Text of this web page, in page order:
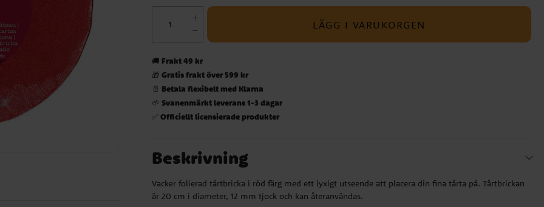
LÄGG I VARUKORGEN
🚚 Frakt 49 kr
🎁Gratis frakt över 599 kr
📄 Betala flexibelt med Klarna
🌱Svanenmärkt leverans 1-3 dagar
✅Officiellt licensierade produkter
Beskrivning
Vacker folierad tårtbricka i röd färg med ett lyxigt utseende att placera din fina tårta på. Tårtbrickan
är 20 cm i diameter, 12 mm tjock och kan återanvändas.